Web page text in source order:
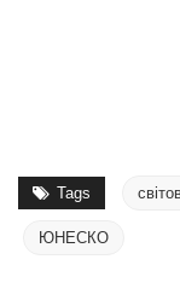
Tags
ЮНЕСКО